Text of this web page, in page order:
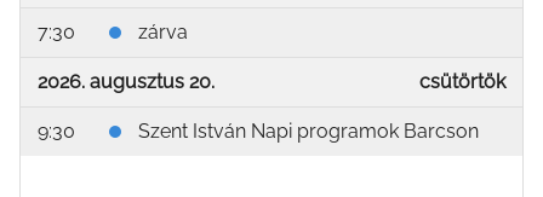
7:30 zárva
2026. augusztus 20. csütörtök
9:30 Szent István Napi programok Barcson